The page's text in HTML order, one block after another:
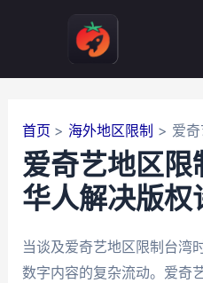
首页 海外地区限制 爱
爱奇艺地区限
华人解决版权
当谈及爱奇艺地区限制台湾
数字内容的复杂流动。爱奇